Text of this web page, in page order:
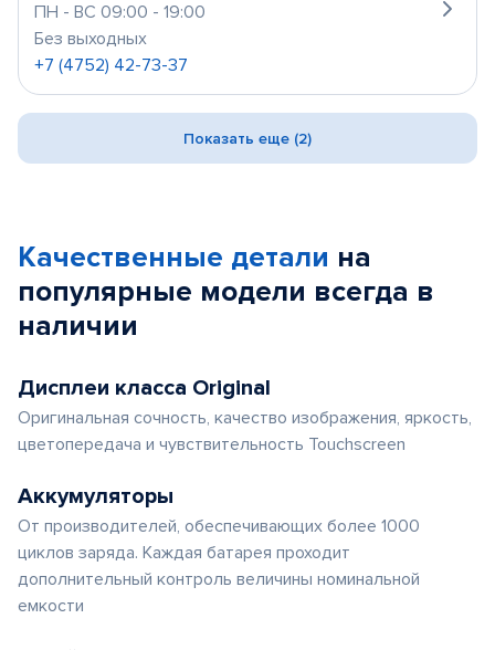
ПН - ВС 09:00 - 19:00
Без выходных
+7 (4752) 42-73-37
Показать еще (2)
Качественные детали на
популярные модели всегда в
наличии
Дисплеи класса Original
Оригинальная сочность, качество изображения, яркость,
цветопередача и чувствительность Touchscreen
Аккумуляторы
От производителей, обеспечивающих более 1000
циклов заряда. Каждая батарея проходит
дополнительный контроль величины номинальной
емкости